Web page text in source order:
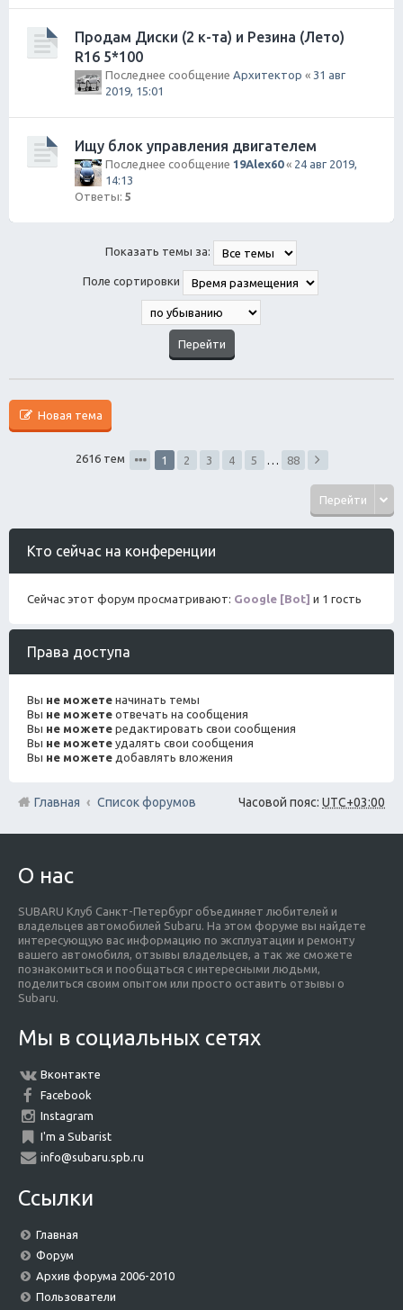
Продам Диски (2 к-та) и Резина (Лето)
R16 5*100
Последнее сообщение Архитектор « 31 авг
2019, 15:01
Ищу блок управления двигателем
Последнее сообщение 19Alex60« 24 авг 2019,
14:13
Ответы: 5
Показать темы за:
Поле сортировки
Новая тема
2616 тем 1 2 3 4 5 88
Перейти
Кто сейчас на конференции
Сейчас этот форум просматривают: Google [Bot] и 1 гость
Права доступа
Вы не можете начинать темы
Вы не можете отвечать на сообщения
Вы не можете редактировать свои сообщения
Вы не можете удалять свои сообщения
Вы не можете добавлять вложения
Часовой пояс: UTC+03:00
Главная Список форумов
О нас
SUBARU Клуб Санкт-Петербург объединяет любителей и
владельцев автомобилей Subaru. На этом форуме вы найдете
интересующую вас информацию по эксплуатации и ремонту
вашего автомобиля, отзывы владельцев, а так же сможете
познакомиться и пообщаться с интересными людьми,
поделиться своим опытом или просто оставить отзывы о
Subaru.
Мы в социальных сетях
Вконтакте
Facebook
Instagram
I'm a Subarist
info@subaru.spb.ru
Ссылки
Главная
Форум
Архив форума 2006-2010
Пользователи